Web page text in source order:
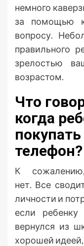
немного
за помощью
вопросу.
правильного
зрелостью
возрастом.
Что
когда
телефон?
К
нет. Все
личности и
если
вернулся из
хорошей идеей,